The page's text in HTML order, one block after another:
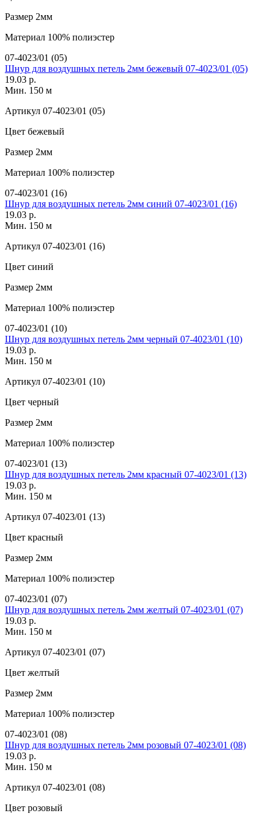
Размер 2мм
Материал 100% полиэстер
07-4023/01 (05)
Шнур для воздушных петель 2мм бежевый 07-4023/01 (05)
19.03 р.
Мин. 150 м
Артикул 07-4023/01 (05)
Цвет бежевый
Размер 2мм
Материал 100% полиэстер
07-4023/01 (16)
Шнур для воздушных петель 2мм синий 07-4023/01 (16)
19.03 р.
Мин. 150 м
Артикул 07-4023/01 (16)
Цвет синий
Размер 2мм
Материал 100% полиэстер
07-4023/01 (10)
Шнур для воздушных петель 2мм черный 07-4023/01 (10)
19.03 р.
Мин. 150 м
Артикул 07-4023/01 (10)
Цвет черный
Размер 2мм
Материал 100% полиэстер
07-4023/01 (13)
Шнур для воздушных петель 2мм красный 07-4023/01 (13)
19.03 р.
Мин. 150 м
Артикул 07-4023/01 (13)
Цвет красный
Размер 2мм
Материал 100% полиэстер
07-4023/01 (07)
Шнур для воздушных петель 2мм желтый 07-4023/01 (07)
19.03 р.
Мин. 150 м
Артикул 07-4023/01 (07)
Цвет желтый
Размер 2мм
Материал 100% полиэстер
07-4023/01 (08)
Шнур для воздушных петель 2мм розовый 07-4023/01 (08)
19.03 р.
Мин. 150 м
Артикул 07-4023/01 (08)
Цвет розовый